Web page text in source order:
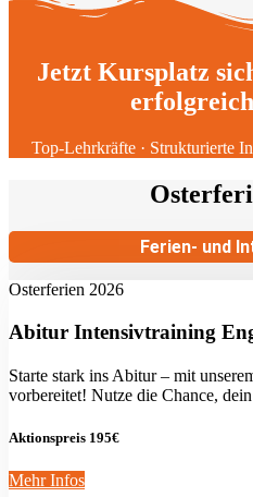
Jetzt Kursplatz
Top-Lehrkräfte · Strukturierte
Ferien- und
Osterferien 2026
Abitur Intensivtraining
Starte stark ins Abitur – mit
vorbereitet! Nutze die Chance,
Aktionspreis 195€
Mehr Infos